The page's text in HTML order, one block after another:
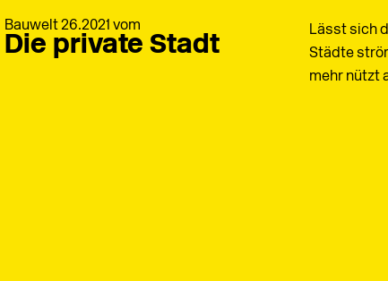
Bauwelt 26.2021 vom
Die private Stadt
Lässt sich
Städte
mehr nützt